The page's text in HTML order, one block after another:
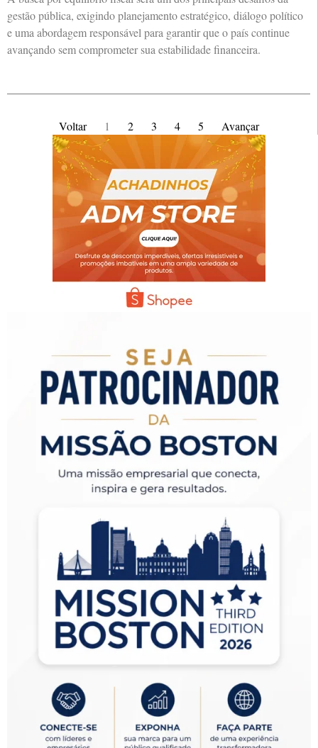
gestão pública, exigindo planejamento estratégico, diálogo político
e uma abordagem responsável para garantir que o país continue
avançando sem comprometer sua estabilidade financeira.
Voltar 1 2 3 4 5 Avançar